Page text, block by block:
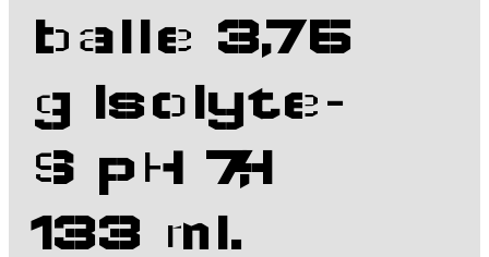
balle 3,75
g Isolyte-
S pH 7,4
133 ml.